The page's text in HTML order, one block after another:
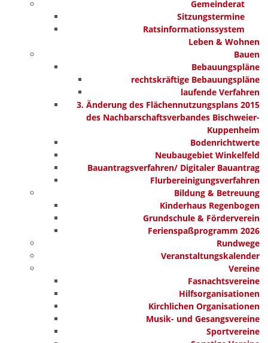
Gemeinderat
Sitzungstermine
Ratsinformationssystem
Leben & Wohnen
Bauen
Bebauungspläne
rechtskräftige Bebauungspläne
laufende Verfahren
3. Änderung des Flächennutzungsplans 2015
des Nachbarschaftsverbandes Bischweier-
Kuppenheim
Bodenrichtwerte
Neubaugebiet Winkelfeld
Bauantragsverfahren/ Digitaler Bauantrag
Flurbereinigungsverfahren
Bildung & Betreuung
Kinderhaus Regenbogen
Grundschule & Förderverein
Ferienspaßprogramm 2026
Rundwege
Veranstaltungskalender
Vereine
Fasnachtsvereine
Hilfsorganisationen
Kirchlichen Organisationen
Musik- und Gesangsvereine
Sportvereine